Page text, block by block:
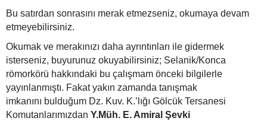
Bu satırdan sonrasını merak etmezseniz, okumaya devam
etmeyebilirsiniz.
Okumak ve merakınızı daha ayrıntınları ile gidermek
isterseniz, buyurunuz okuyabilirsiniz; Selanik/Konca
römorkörü hakkındaki bu çalışmam önceki bilgilerle
yayınlanmıştı. Fakat yakın zamanda tanışmak
imkanını bulduğum Dz. Kuv. K.’lığı Gölcük Tersanesi
Komutanlarımızdan Y.Müh. E. Amiral Şevki